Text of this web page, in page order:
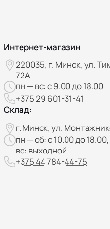
Интернет-магазин
220035, г. Минск, ул.
72А
пн — вс: с 9.00 до 18.00
+375 29 601-31-41
Склад:
г. Минск, ул.
пн — сб: с 10.00 до 18.00,
вс: выходной
+375 44 784-44-75